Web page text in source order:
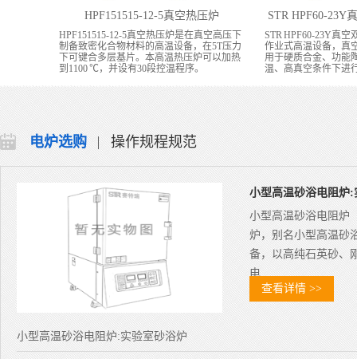
HPF151515-12-5真空热压炉
HPF151515-12-5真空热压炉是在真空高压下
制备致密化合物材料的高温设备，在5T压力
下可键合多层基片。本高温热压炉可以加热
到1100 ℃，并设有30段控温程序。
STR HPF60-23Y
STR HPF60-23Y真空
作业式高温设备，真
用于硬质合金、功能
温、高真空条件下进
电炉选购 操作规程规范
小型高温砂浴电阻炉:
小型高温砂浴电阻炉
炉，别名小型高温砂
备，以高纯石英砂、
电…
查看详情 >>
小型高温砂浴电阻炉:实验室砂浴炉